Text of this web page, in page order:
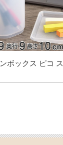
ボックス ピコ ス